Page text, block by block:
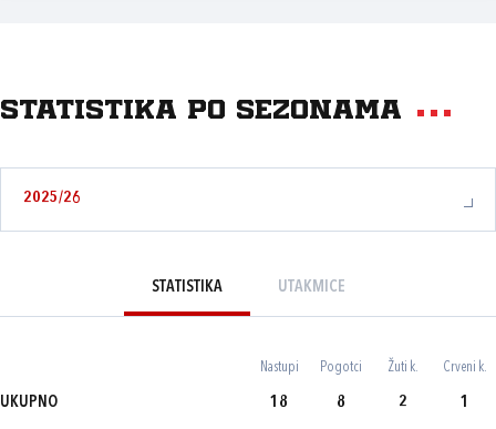
Statistika po sezonama
2025/26
STATISTIKA UTAKMICE
Nastupi Pogotci Žuti k. Crveni k.
UKUPNO 18 8 2 1